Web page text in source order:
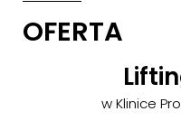
OFERTA
w Klinice